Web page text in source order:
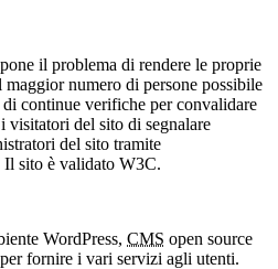
il problema di rendere le proprie
numero di persone possibile
di continue verifiche per convalidare
visitatori del sito di segnalare
del sito tramite
Il sito è validato W3C.
WordPress, CMS open source
fornire i vari servizi agli utenti.